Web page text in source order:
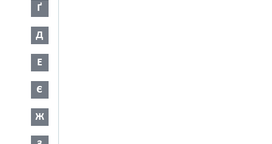
Ґ
Д
Е
Є
Ж